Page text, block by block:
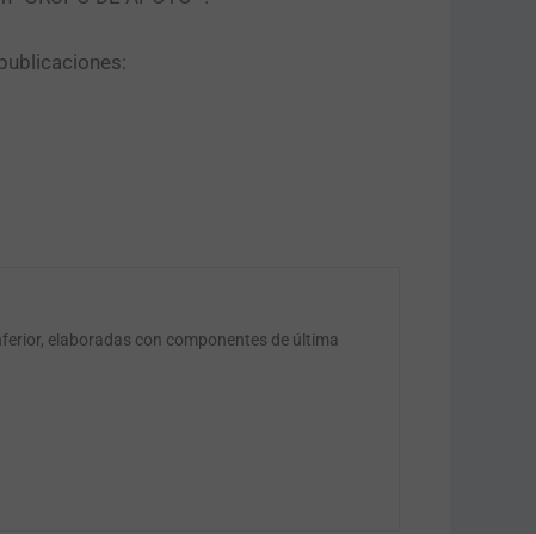
elaboradas con componentes de última